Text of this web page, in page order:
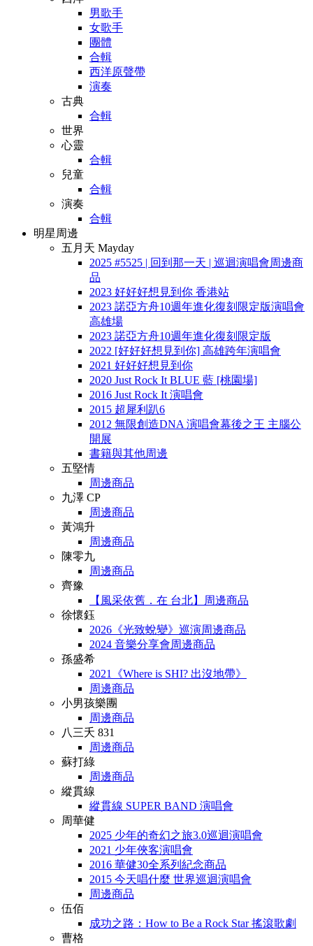
男歌手
女歌手
團體
合輯
西洋原聲帶
演奏
古典
合輯
世界
心靈
合輯
兒童
合輯
演奏
合輯
明星周邊
五月天 Mayday
2025 #5525 | 回到那一天 | 巡迴演唱會周邊商
品
2023 好好好想見到你 香港站
2023 諾亞方舟10週年進化復刻限定版演唱會
高雄場
2023 諾亞方舟10週年進化復刻限定版
2022 [好好好想見到你] 高雄跨年演唱會
2021 好好好想見到你
2020 Just Rock It BLUE 藍 [桃園場]
2016 Just Rock It 演唱會
2015 超犀利趴6
2012 無限創造DNA 演唱會幕後之王 主腦公
開展
書籍與其他周邊
五堅情
周邊商品
九澤 CP
周邊商品
黃鴻升
周邊商品
陳零九
周邊商品
齊豫
【風采依舊．在 台北】周邊商品
徐懷鈺
2026《光致蛻變》巡演周邊商品
2024 音樂分享會周邊商品
孫盛希
2021《Where is SHI? 出沒地帶》
周邊商品
小男孩樂團
周邊商品
八三夭 831
周邊商品
蘇打綠
周邊商品
縱貫線
縱貫線 SUPER BAND 演唱會
周華健
2025 少年的奇幻之旅3.0巡迴演唱會
2021 少年俠客演唱會
2016 華健30全系列紀念商品
2015 今天唱什麼 世界巡迴演唱會
周邊商品
伍佰
成功之路：How to Be a Rock Star 搖滾歌劇
曹格